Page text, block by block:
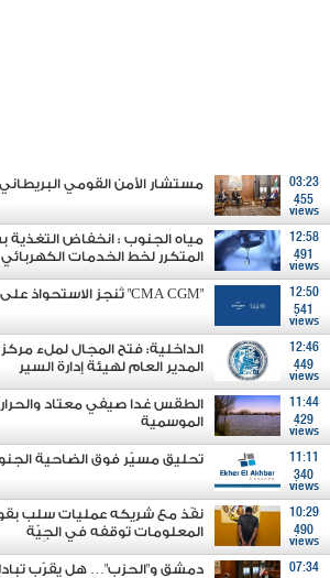
03:23
455
views
مستشار الأمن القومي البريطاني
12:58
491
views
مياه الجنوب : انخفاض التغذية
المتكرر لخط الخدمات الكهربائي
12:50
541
views
"CMA CGM" تُنجز الاستحواذ على مجموعة فتّال
12:46
449
views
الداخلية: فتح المجال لملء
المدير العام لهيئة إدارة السير
11:44
429
views
الطقس غدا صيفي معتاد
الموسمية
11:11
340
views
تحليق مسيّر فوق الضاحية
10:29
490
views
نفّذ مع شريكه عمليات سلب
المعلومات توقفه في الجِيّة
07:34
دمشق و"الحزب"… هل يقرّب تبادل